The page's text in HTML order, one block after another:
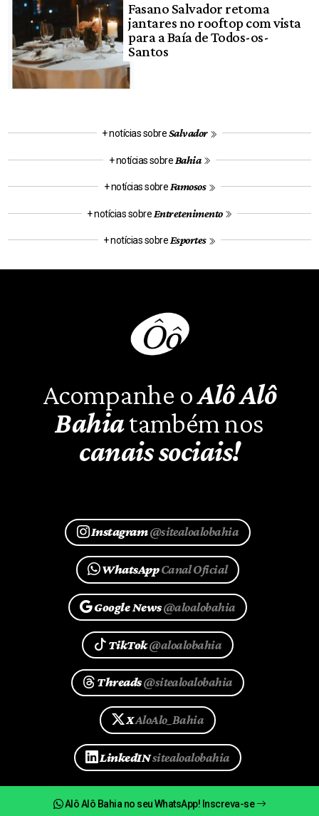
Alô Alô Bahia no seu WhatsApp! Inscreva-se
Fasano Salvador retoma
jantares no rooftop com vista
para a Baía de Todos-os-
Santos
+ notícias sobreSalvador
+ notícias sobre Bahia
+ notícias sobreFamosos
+ notícias sobre Entretenimento
+ notícias sobreEsportes
Acompanhe oAlô Alô
Bahiatambém nos
canais sociais!
Instagram@sitealoalobahia
WhatsAppCanal Oficial
Google News@aloalobahia
TikTok@aloalobahia
Threads@sitealoalobahia
XAloAlo_Bahia
LinkedINsitealoalobahia